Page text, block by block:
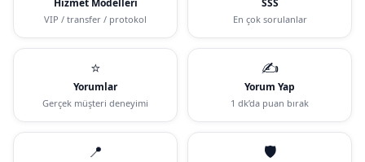
Hizmet Modelleri
VIP / transfer / protokol
SSS
En çok sorulanlar
⭐
Yorumlar
Gerçek müşteri deneyimi
✍️
Yorum Yap
1 dk’da puan bırak
📍 🛡️